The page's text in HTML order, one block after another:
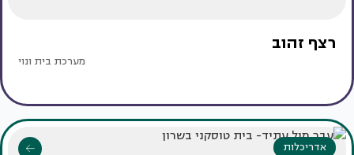
רצף זהוב
מערכת בית ונוי
אדריכלות